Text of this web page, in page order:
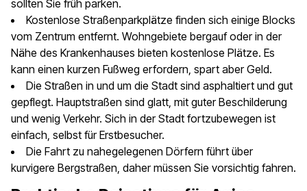
sollten Sie früh parken.
Kostenlose Straßenparkplätze finden sich einige Blocks
vom Zentrum entfernt. Wohngebiete bergauf oder in der
Nähe des Krankenhauses bieten kostenlose Plätze. Es
kann einen kurzen Fußweg erfordern, spart aber Geld.
Die Straßen in und um die Stadt sind asphaltiert und gut
gepflegt. Hauptstraßen sind glatt, mit guter Beschilderung
und wenig Verkehr. Sich in der Stadt fortzubewegen ist
einfach, selbst für Erstbesucher.
Die Fahrt zu nahegelegenen Dörfern führt über
kurvigere Bergstraßen, daher müssen Sie vorsichtig fahren.